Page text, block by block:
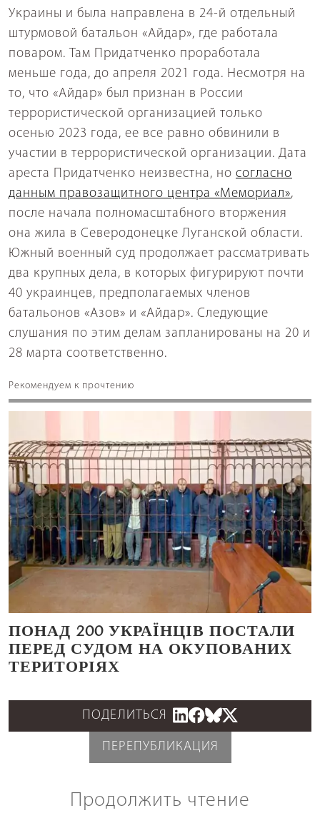
Украины и была направлена в 24-й отдельный
штурмовой батальон «Айдар», где работала
поваром. Там Придатченко проработала
меньше года, до апреля 2021 года. Несмотря на
то, что «Айдар» был признан в России
террористической организацией только
осенью 2023 года, ее все равно обвинили в
участии в террористической организации. Дата
ареста Придатченко неизвестна, но согласно
данным правозащитного центра «Мемориал»,
после начала полномасштабного вторжения
она жила в Северодонецке Луганской области.
Южный военный суд продолжает рассматривать
два крупных дела, в которых фигурируют почти
40 украинцев, предполагаемых членов
батальонов «Азов» и «Айдар». Следующие
слушания по этим делам запланированы на 20 и
28 марта соответственно.
Рекомендуем к прочтению
ПОНАД 200 УКРАЇНЦІВ ПОСТАЛИ
ПЕРЕД СУДОМ НА ОКУПОВАНИХ
ТЕРИТОРІЯХ
ПОДЕЛИТЬСЯ
ПЕРЕПУБЛИКАЦИЯ
Продолжить чтение